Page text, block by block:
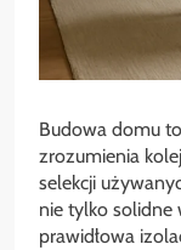
Budowa domu
zrozumienia
selekcji
nie tylko solidne
prawidłowa